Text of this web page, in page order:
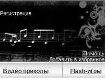
Регистрация
Помощь
Добавить в избранное
Видео приколы Flash-игры